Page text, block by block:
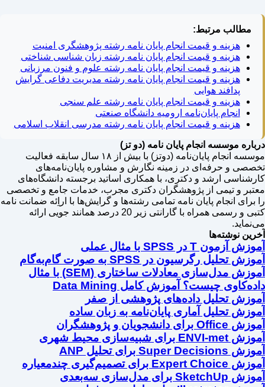
مطالب مرتبط:
هزینه و قیمت انجام پایان نامه رشته پژوهشگری امنیت
هزینه و قیمت انجام پایان نامه رشته زبان شناسی شناختی
هزینه و قیمت انجام پایان نامه رشته علوم و فنون مرزبانی
هزینه و قیمت انجام پایان نامه رشته مدیریت دفاعی گرایش
پدافند هوایی
هزینه و قیمت انجام پایان نامه رشته علم سنجی
انجام پایان‌نامه ارومیه دانشگاه صنعتی
هزینه و قیمت انجام پایان نامه رشته مدرسی انقلاب اسلامی
درباره موسسه انجام پایان نامه (دو تز)
موسسه انجام پایان‌نامه (دوتز) با بیش از ۱۸ سال سابقه فعالیت
تخصصی و حرفه‌ای در زمینه نگارش و مشاوره پایان‌نامه‌های
کارشناسی ارشد و دکتری، با همکاری اساتید برجسته دانشگاه‌های
معتبر و تیمی از پژوهشگران دکتری مجرب، خدمات جامع و تخصصی
را برای انجام پایان نامه تمامی رشته‌ها و گرایش‌ها با اراِئه ضمانت نامه
کتبی و رسمی همراه با گارانتی زیر 20 درصد همانند جویی ارائه
می‌نماید.
آخرین نوشته‌ها
آموزش آزمون T در SPSS با مثال عملی
آموزش تحلیل رگرسیون در SPSS به صورت گام‌به‌گام
آموزش مدل‌سازی معادلات ساختاری (SEM) با مثال
داده‌کاوی چیست؟ آموزش کامل Data Mining
آموزش تحلیل داده‌های پژوهشی از صفر
آموزش تحلیل آماری پایان‌نامه به زبان ساده
آموزش Office برای دانشجویان و پژوهشگران
آموزش ENVI-met برای شبیه‌سازی محیط شهری
آموزش Super Decisions برای تحلیل ANP
آموزش Expert Choice برای تصمیم‌گیری چندمعیاره
آموزش SketchUp برای مدل‌سازی سه‌بعدی